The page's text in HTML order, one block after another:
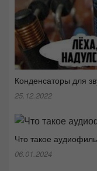
Конденсаторы для
25.12.2022
Что такое
06.01.2024